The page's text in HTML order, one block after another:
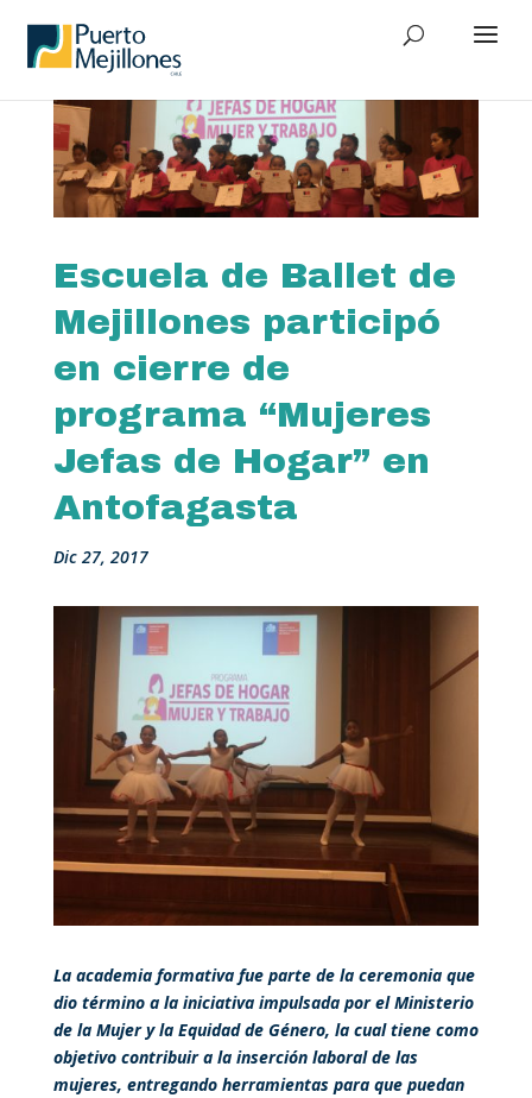
Escuela de Ballet de
Mejillones participó
en cierre de
programa “Mujeres
Jefas de Hogar” en
Antofagasta
Dic 27, 2017
La academia formativa fue parte de la ceremonia que
dio término a la iniciativa impulsada por el Ministerio
de la Mujer y la Equidad de Género, la cual tiene como
objetivo contribuir a la inserción laboral de las
mujeres, entregando herramientas para que puedan